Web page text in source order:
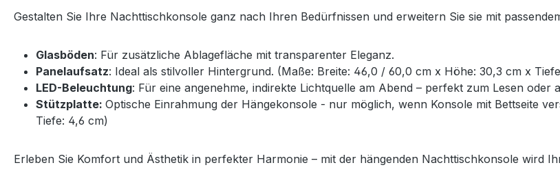
Gestalten Sie Ihre Nachttischkonsole ganz nach Ihren Bedürfnissen und erweitern Sie sie mit
Glasböden: Für zusätzliche Ablagefläche mit transparenter Eleganz.
Panelaufsatz: Ideal als stilvoller Hintergrund. (Maße: Breite: 46,0 / 60,0 cm x Höhe: 30,3 cm x
LED-Beleuchtung: Für eine angenehme, indirekte Lichtquelle am Abend – perfekt zum Lesen oder
Stützplatte: Optische Einrahmung der Hängekonsole - nur möglich, wenn Konsole mit Bettseite
Tiefe: 4,6 cm)
Erleben Sie Komfort und Ästhetik in perfekter Harmonie – mit der hängenden Nachttischkonsole wird